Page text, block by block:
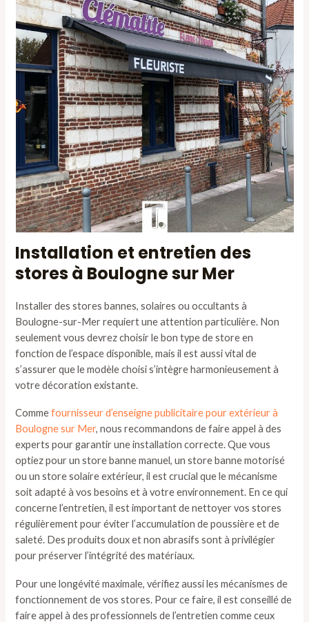
Installation et entretien des
stores à Boulogne sur Mer
Installer des stores bannes, solaires ou occultants à
Boulogne-sur-Mer requiert une attention particulière. Non
seulement vous devrez choisir le bon type de store en
fonction de l’espace disponible, mais il est aussi vital de
s’assurer que le modèle choisi s’intègre harmonieusement à
votre décoration existante.
Commefournisseur d’enseigne publicitaire pour extérieur à
Boulogne sur Mer, nous recommandons de faire appel à des
experts pour garantir une installation correcte. Que vous
optiez pour un store banne manuel, un store banne motorisé
ou un store solaire extérieur, il est crucial que le mécanisme
soit adapté à vos besoins et à votre environnement. En ce qui
concerne l’entretien, il est important de nettoyer vos stores
régulièrement pour éviter l’accumulation de poussière et de
saleté. Des produits doux et non abrasifs sont à privilégier
pour préserver l’intégrité des matériaux.
Pour une longévité maximale, vérifiez aussi les mécanismes de
fonctionnement de vos stores. Pour ce faire, il est conseillé de
faire appel à des professionnels de l’entretien comme ceux